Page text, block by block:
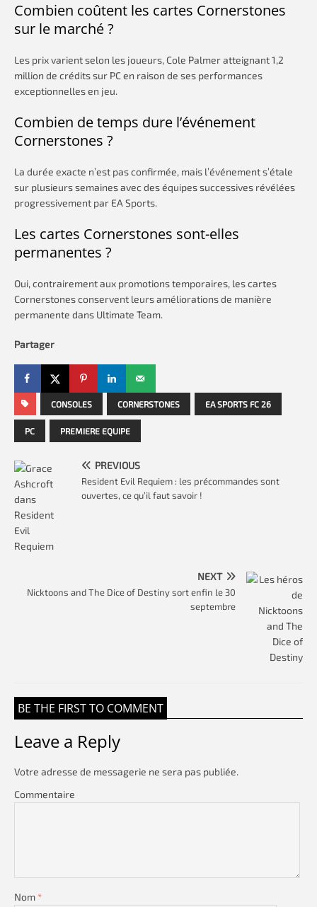
Combien coûtent les cartes Cornerstones
sur le marché ?
Les prix varient selon les joueurs, Cole Palmer atteignant 1,2
million de crédits sur PC en raison de ses performances
exceptionnelles en jeu.
Combien de temps dure l’événement
Cornerstones ?
La durée exacte n’est pas confirmée, mais l’événement s’étale
sur plusieurs semaines avec des équipes successives révélées
progressivement par EA Sports.
Les cartes Cornerstones sont-elles
permanentes ?
Oui, contrairement aux promotions temporaires, les cartes
Cornerstones conservent leurs améliorations de manière
permanente dans Ultimate Team.
Partager
CONSOLES CORNERSTONES EA SPORTS FC 26
PC PREMIERE EQUIPE
PREVIOUS
Resident Evil Requiem : les précommandes sont
ouvertes, ce qu’il faut savoir !
NEXT
Nicktoons and The Dice of Destiny sort enfin le 30
septembre
BE THE FIRST TO COMMENT
Leave a Reply
Votre adresse de messagerie ne sera pas publiée.
Commentaire
Nom *